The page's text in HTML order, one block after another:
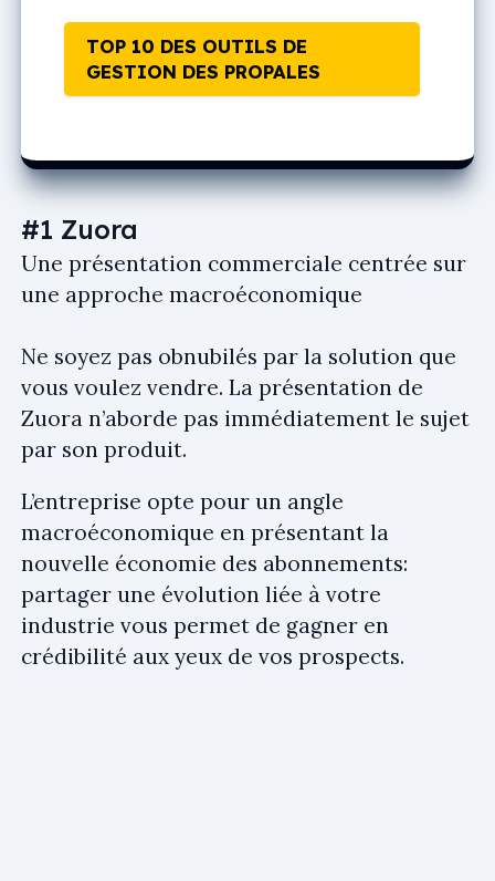
TOP 10 DES OUTILS DE
GESTION DES PROPALES
#1 Zuora
Une présentation commerciale centrée sur
une approche macroéconomique
Ne soyez pas obnubilés par la solution que
vous voulez vendre. La présentation de
Zuora n’aborde pas immédiatement le sujet
par son produit.
L’entreprise opte pour un angle
macroéconomique en présentant la
nouvelle économie des abonnements:
partager une évolution liée à votre
industrie vous permet de gagner en
crédibilité aux yeux de vos prospects.